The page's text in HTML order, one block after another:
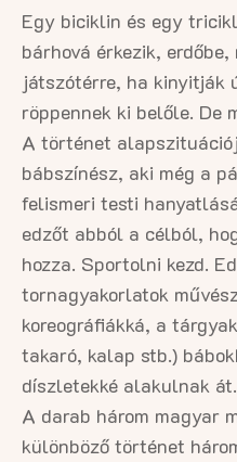
Egy biciklin és egy
bárhová érkezik,
játszótérre, ha kinyitják
röppennek ki belőle. De
A történet
bábszínész, aki még a
felismeri testi
edzőt abból a célból,
hozza. Sportolni kezd.
tornagyakorlatok
koreográfiákká, a
takaró, kalap stb.)
díszletekké alakulnak át.
A darab három magyar
különböző történet